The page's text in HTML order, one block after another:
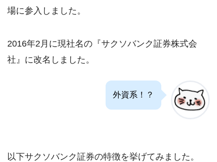
場に参入しました。
2016年2月に現社名の『サクソバンク証券株式会
社』に改名しました。
外資系！？
以下サクソバンク証券の特徴を挙げてみました。